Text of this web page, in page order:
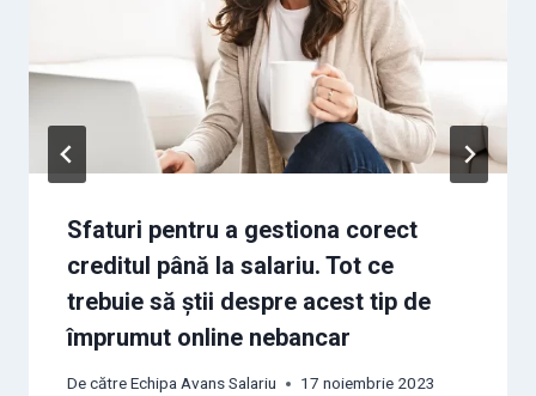
Sfaturi pentru a gestiona corect
creditul până la salariu. Tot ce
trebuie să știi despre acest tip de
împrumut online nebancar
De cătreEchipa Avans Salariu 17 noiembrie 2023